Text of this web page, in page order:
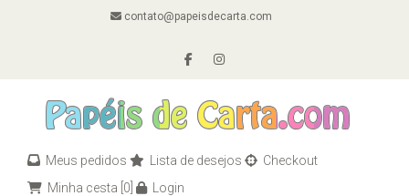
contato@papeisdecarta.com
Meus pedidos Lista de desejos
Checkout
Minha cesta [0] Login